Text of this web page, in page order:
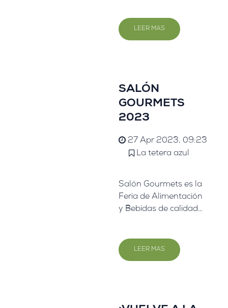
sofocante. Pero
tranquilos, por suerte
situación: ¡los TÉS
FRÍOS!
LEER MAS
SALÓN
GOURMETS
2023
27 Apr 2023, 09:23
La tetera azul
Salón Gourmets es la
Feria de Alimentación
y Bebidas de calidad
prestigiosos del
mundo. Esta feria es
LEER MAS